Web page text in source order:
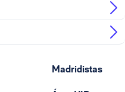
Madridistas